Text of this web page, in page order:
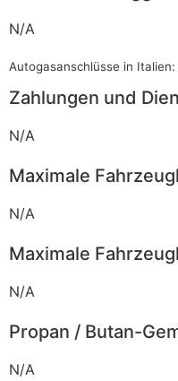
N/A
Autogasanschlüsse in
Zahlungen und
N/A
Maximale
N/A
Maximale
N/A
Propan / Butan-
N/A